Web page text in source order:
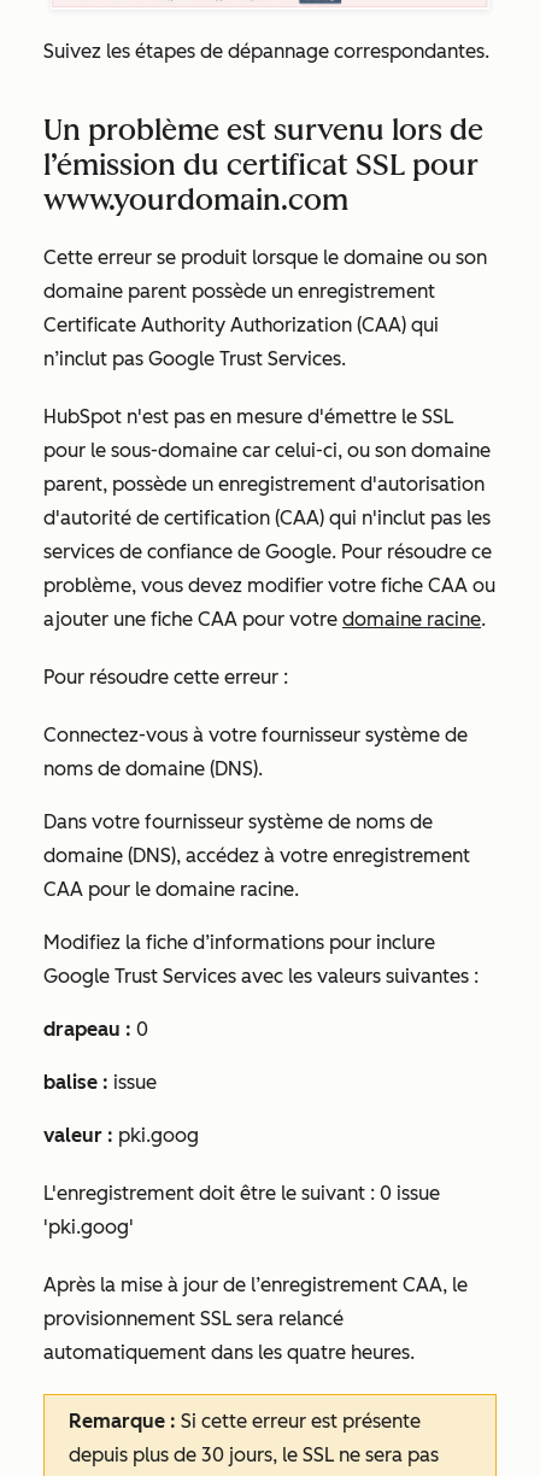
Suivez les étapes de dépannage correspondantes.
Un problème est survenu lors de
l’émission du certificat SSL pour
www.yourdomain.com
Cette erreur se produit lorsque le domaine ou son
domaine parent possède un enregistrement
Certificate Authority Authorization (CAA) qui
n’inclut pas Google Trust Services.
HubSpot n'est pas en mesure d'émettre le SSL
pour le sous-domaine car celui-ci, ou son domaine
parent, possède un enregistrement d'autorisation
d'autorité de certification (CAA) qui n'inclut pas les
services de confiance de Google. Pour résoudre ce
problème, vous devez modifier votre fiche CAA ou
ajouter une fiche CAA pour votre domaine racine.
Pour résoudre cette erreur :
Connectez-vous à votre fournisseur système de
noms de domaine (DNS).
Dans votre fournisseur système de noms de
domaine (DNS), accédez à votre enregistrement
CAA pour le domaine racine.
Modifiez la fiche d’informations pour inclure
Google Trust Services avec les valeurs suivantes :
drapeau : 0
balise : issue
valeur : pki.goog
L'enregistrement doit être le suivant : 0 issue
'pki.goog'
Après la mise à jour de l’enregistrement CAA, le
provisionnement SSL sera relancé
automatiquement dans les quatre heures.
Remarque : Si cette erreur est présente
depuis plus de 30 jours, le SSL ne sera pas